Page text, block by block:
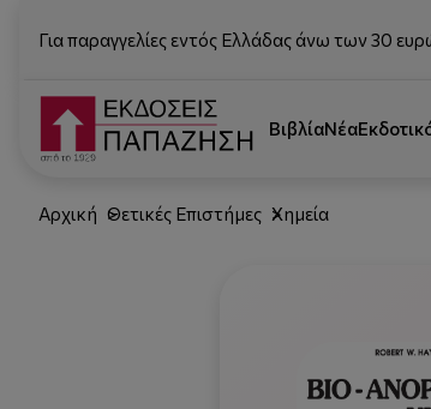
Για παραγγελίες εντός Ελλάδας άνω των 30
ΒιβλίαΝέα
Αρχική Θετικές Επιστήμες Χημεία